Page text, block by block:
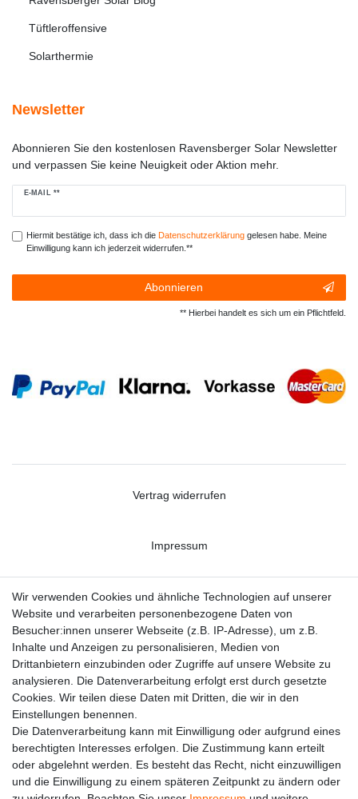
Tüftleroffensive
Solarthermie
Newsletter
Abonnieren Sie den kostenlosen Ravensberger Solar Newsletter
und verpassen Sie keine Neuigkeit oder Aktion mehr.
E-MAIL **
Newsletter
Hiermit bestätige ich, dass ich die Daten­schutz­erklärunggelesen habe. Meine
Einwilligung kann ich jederzeit widerrufen.**
Abonnieren
** Hierbei handelt es sich um ein Pflichtfeld.
Vertrag widerrufen
Impressum
Datenschutzerklärung
Kontakt
Wir verwenden Cookies und ähnliche Technologien auf unserer
Website und verarbeiten personenbezogene Daten von
Besucher:innen unserer Webseite (z.B. IP-Adresse), um z.B.
Inhalte und Anzeigen zu personalisieren, Medien von
Drittanbietern einzubinden oder Zugriffe auf unsere Website zu
analysieren. Die Datenverarbeitung erfolgt erst durch gesetzte
Cookies. Wir teilen diese Daten mit Dritten, die wir in den
Einstellungen benennen.
Die Datenverarbeitung kann mit Einwilligung oder aufgrund eines
berechtigten Interesses erfolgen. Die Zustimmung kann erteilt
oder abgelehnt werden. Es besteht das Recht, nicht einzuwilligen
und die Einwilligung zu einem späteren Zeitpunkt zu ändern oder